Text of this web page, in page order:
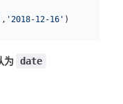
, '2018-12-16' )
为 date